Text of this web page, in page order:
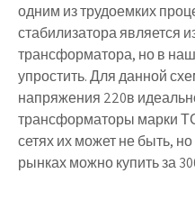
одним из трудоемких
стабилизатора является
трансформатора, но в
упростить. Для данной
напряжения 220в
трансформаторы марки
сетях их может не быть,
рынках можно купить за